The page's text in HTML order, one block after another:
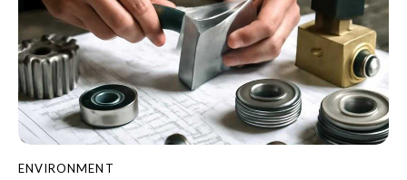
ENVIRONMENT